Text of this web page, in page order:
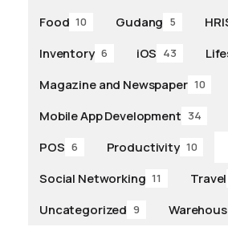
Food 10 Gudang 5
Inventory 6 iOS 43
Magazine and Newspaper 10
Mobile App Development 34
POS 6 Productivity 10
Social Networking 11 Travel
Uncategorized 9